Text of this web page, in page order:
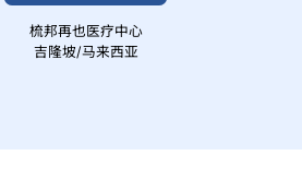
梳邦再也医疗中心
吉隆坡/马来西亚